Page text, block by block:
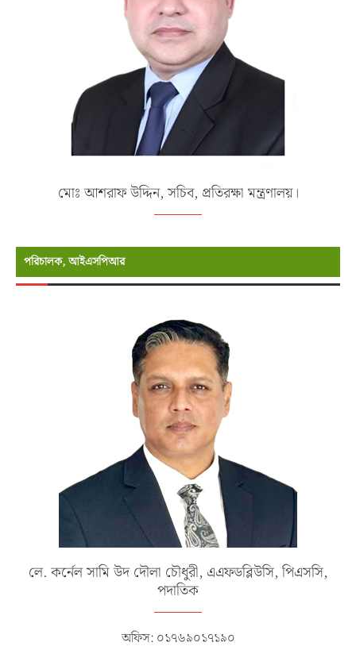
মোঃ আশরাফ উদ্দিন, সচিব, প্রতিরক্ষা মন্ত্রণালয়।
পরিচালক, আইএসপিআর
লে. কর্নেল সামি উদ দৌলা চৌধুরী, এএফডব্লিউসি, পিএসসি,
পদাতিক
অফিস: ০১৭৬৯০১৭১৯০